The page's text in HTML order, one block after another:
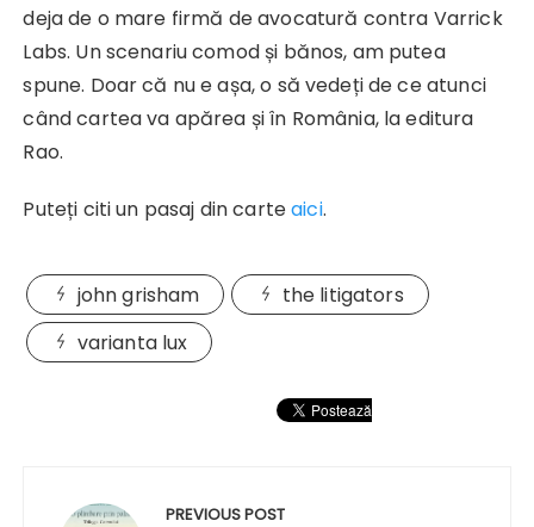
deja de o mare firmă de avocatură contra Varrick
Labs. Un scenariu comod și bănos, am putea
spune. Doar că nu e așa, o să vedeți de ce atunci
când cartea va apărea și în România, la editura
Rao.
Puteți citi un pasaj din carteaici.
john grisham
the litigators
varianta lux
PREVIOUS POST